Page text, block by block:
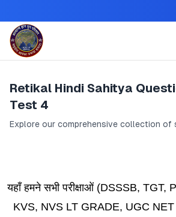
Retikal Hindi Sahitya
Test 4
Explore our comprehensive collection of
यहाँ हमने सभी परीक्षाओं (DSSSB, TGT,
KVS, NVS LT GRADE, UGC NET